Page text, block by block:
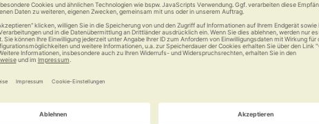
Weitere Informationen Garantie
besonders flexibel einsetzen – auch unterwegs. Bei